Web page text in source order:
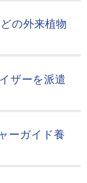
の外来植物
ザーを派遣
ーガイド養